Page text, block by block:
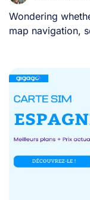
Wondering
map navigation,